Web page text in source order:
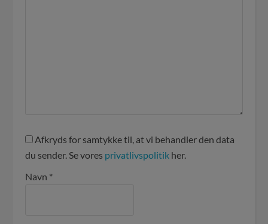
Afkryds for samtykke til, at vi behandler den data
du sender. Se vores privatlivspolitik her.
Navn *